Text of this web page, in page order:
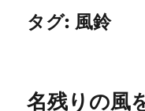
タグ: 風鈴
名残りの風